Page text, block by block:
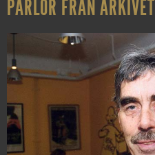
PÄRLOR FRÅN ARKIVET